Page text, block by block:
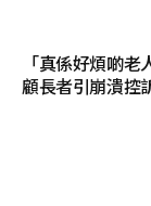
「真係好煩啲
顧長者引崩潰控